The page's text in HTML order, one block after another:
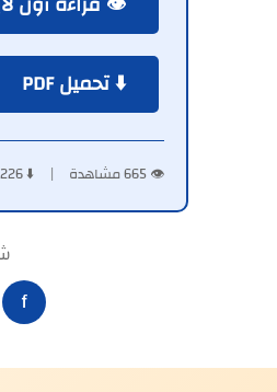
⬇️ تحميل PDF
👁️ 665 مشاهدة | ⬇️ 226 تحميل
f